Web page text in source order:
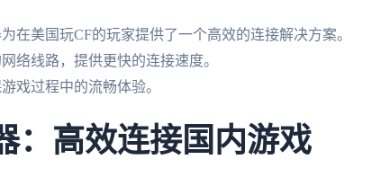
在美国玩CF的玩家提供了一个高效的连接解决方案。
络线路，提供更快的连接速度。
戏过程中的流畅体验。
：高效连接国内游戏